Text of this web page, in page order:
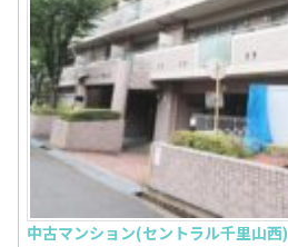
中古マンション(セントラル千里山西)